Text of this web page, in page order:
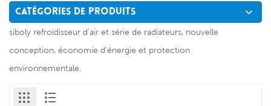
CATÉGORIES DE PRODUITS
siboly refroidisseur d'air et série de radiateurs, nouvelle
conception, économie d'énergie et protection
environnementale.